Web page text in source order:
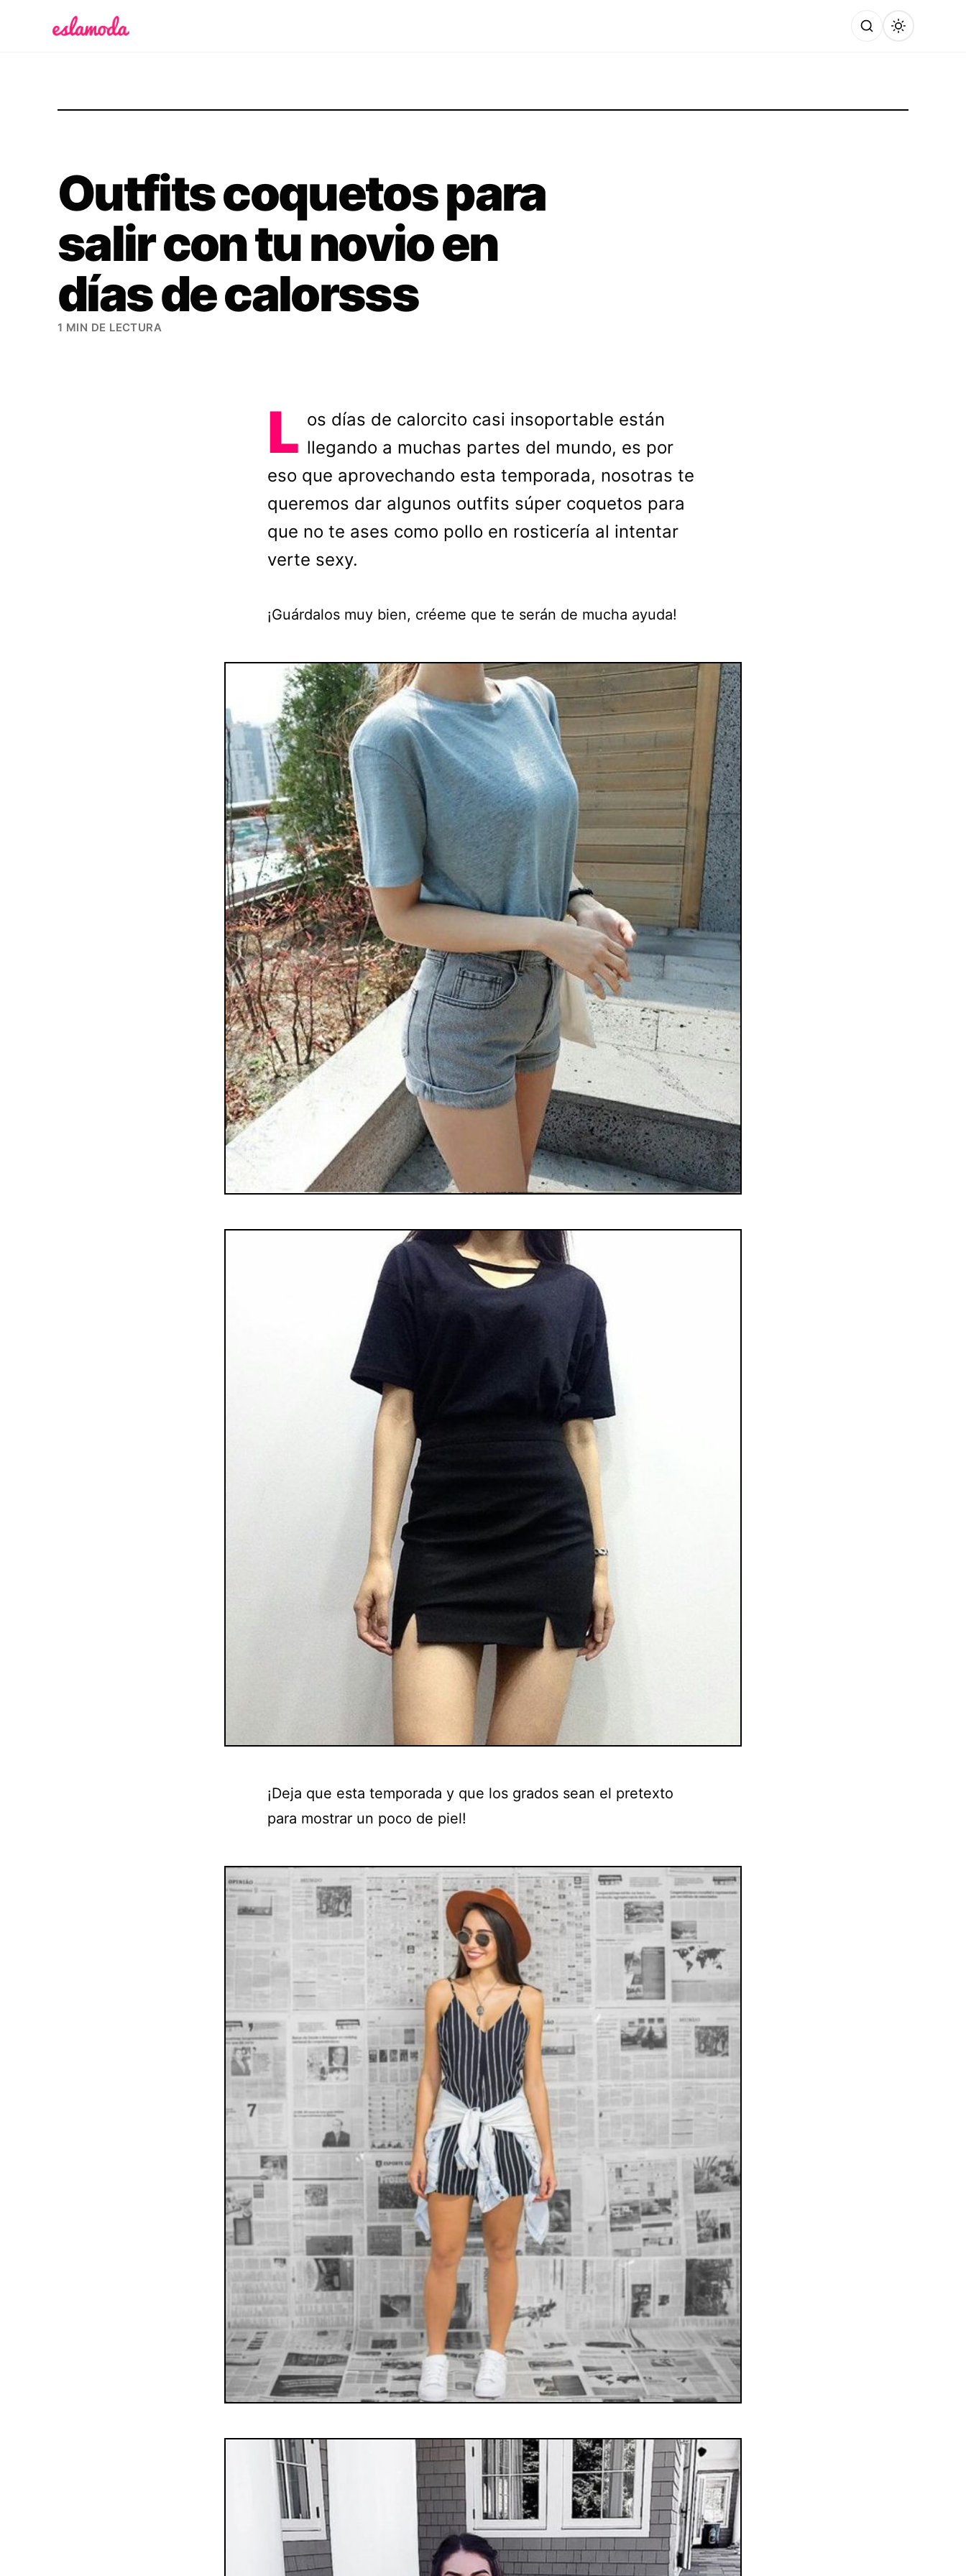
Outfits coquetos para
salir con tu novio en
días de calorsss
1 MIN DE LECTURA
L os días de calorcito casi insoportable están
llegando a muchas partes del mundo, es por
eso que aprovechando esta temporada, nosotras te
queremos dar algunos outfits súper coquetos para
que no te ases como pollo en rosticería al intentar
verte sexy.
¡Guárdalos muy bien, créeme que te serán de mucha ayuda!
¡Deja que esta temporada y que los grados sean el pretexto
para mostrar un poco de piel!